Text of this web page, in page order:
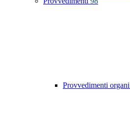
Provvedimenti